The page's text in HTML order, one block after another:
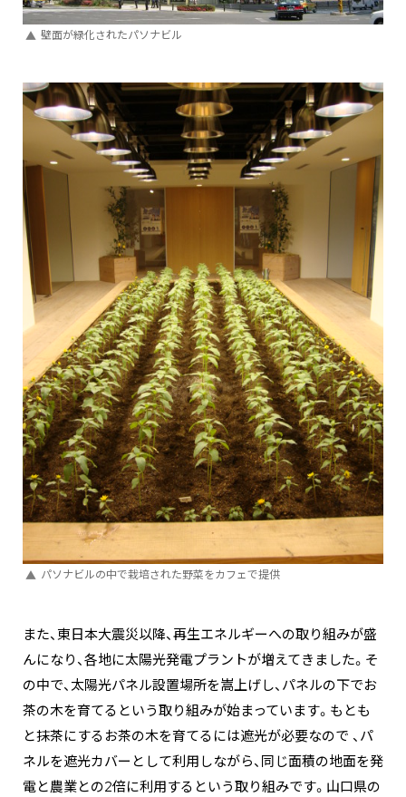
壁面が緑化されたパソナビル
パソナビルの中で栽培された野菜をカフェで提供
また、東日本大震災以降、再生エネルギーへの取り組みが盛
んになり、各地に太陽光発電プラントが増えてきました。そ
の中で、太陽光パネル設置場所を嵩上げし、パネルの下でお
茶の木を育てるという取り組みが始まっています。もとも
と抹茶にするお茶の木を育てるには遮光が必要なので 、パ
ネルを遮光カバーとして利用しながら、同じ面積の地面を発
電と農業との2倍に利用するという取り組みです。山口県の